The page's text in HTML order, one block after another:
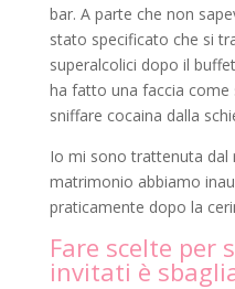
bar. A parte che non
stato specificato che si
superalcolici dopo il
ha fatto una faccia come
sniffare cocaina dalla
Io mi sono trattenuta dal
matrimonio abbiamo
praticamente dopo la
Fare scelte per
invitati è